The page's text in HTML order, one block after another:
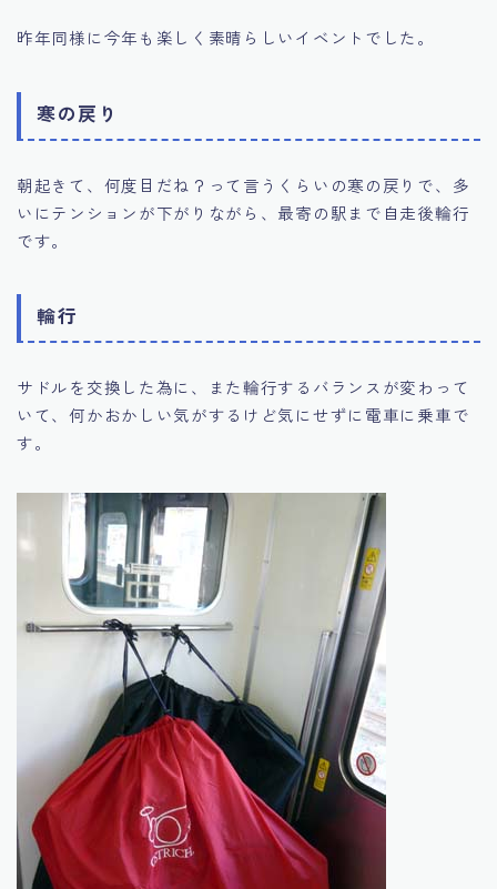
昨年同様に今年も楽しく素晴らしいイベントでした。
寒の戻り
朝起きて、何度目だね？って言うくらいの寒の戻りで、多
いにテンションが下がりながら、最寄の駅まで自走後輪行
です。
輪行
サドルを交換した為に、また輪行するバランスが変わって
いて、何かおかしい気がするけど気にせずに電車に乗車で
す。